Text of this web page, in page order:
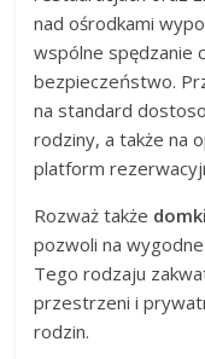
nad ośrodkami
wspólne spędzanie
bezpieczeństwo.
na standard
rodziny, a także na
platform
Rozważ także
pozwoli na
Tego rodzaju
przestrzeni i
rodzin.